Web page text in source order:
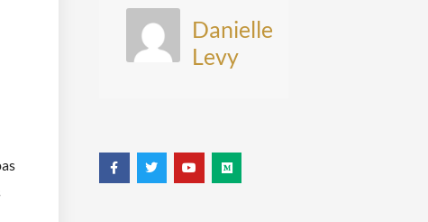
Danielle
Levy